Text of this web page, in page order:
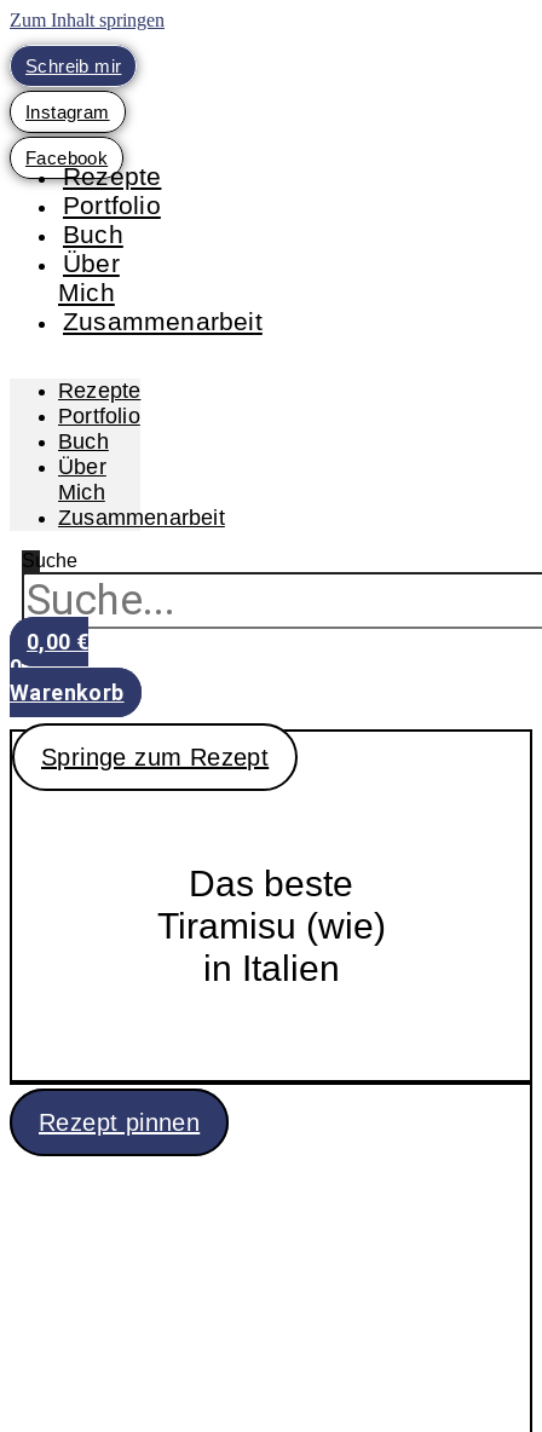
Zum Inhalt springen
Schreib mir
Instagram
Facebook
Rezepte
Portfolio
Buch
Über
Mich
Zusammenarbeit
Rezepte
Portfolio
Buch
Über
Mich
Zusammenarbeit
Suche
0,00 €
0
Warenkorb
Springe zum Rezept
Das beste
Tiramisu (wie)
in Italien
Rezept pinnen